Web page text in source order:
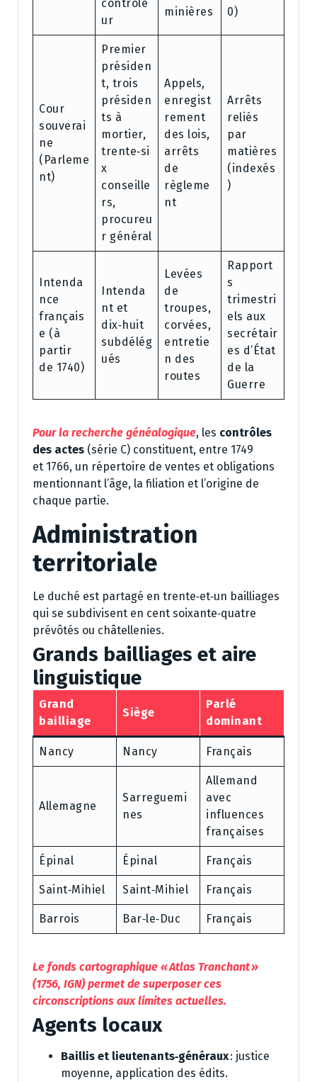
contrôle
ur
minières
0)
Cour
souverai
ne
(Parleme
nt)
Premier
présiden
t, trois
présiden
ts à
mortier,
trente‑si
x
conseille
rs,
procureu
r général
Appels,
enregist
rement
des lois,
arrêts
de
règleme
nt
Arrêts
reliés
par
matières
(indexés
)
Intenda
nce
français
e (à
partir
de 1740)
Intenda
nt et
dix‑huit
subdélég
ués
Levées
de
troupes,
corvées,
entretie
n des
routes
Rapport
s
trimestri
els aux
secrétair
es d’État
de la
Guerre
Pour la recherche généalogique, les contrôles
des actes (série C) constituent, entre 1749
et 1766, un répertoire de ventes et obligations
mentionnant l’âge, la filiation et l’origine de
chaque partie.
Administration
territoriale
Le duché est partagé en trente‑et‑un bailliages
qui se subdivisent en cent soixante‑quatre
prévôtés ou châtellenies.
Grands bailliages et aire
linguistique
Grand
bailliage
Siège
Parlé
dominant
Nancy Nancy Français
Allemagne
Sarreguemi
nes
Allemand
avec
influences
françaises
Épinal Épinal Français
Saint‑Mihiel Saint‑Mihiel Français
Barrois Bar‑le‑Duc Français
Le fonds cartographique « Atlas Tranchant »
(1756, IGN) permet de superposer ces
circonscriptions aux limites actuelles.
Agents locaux
Baillis et lieutenants‑généraux: justice
moyenne, application des édits.